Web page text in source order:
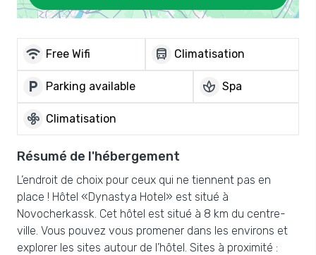
wifi Free Wifi directions_bus Climatisation
local_parking Parking available spa Spa
mode_fan Climatisation
Résumé de l'hébergement
L’endroit de choix pour ceux qui ne tiennent pas en
place ! Hôtel «Dynastya Hotel» est situé à
Novocherkassk. Cet hôtel est situé à 8 km du centre-
ville. Vous pouvez vous promener dans les environs et
explorer les sites autour de l’hôtel. Sites à proximité :